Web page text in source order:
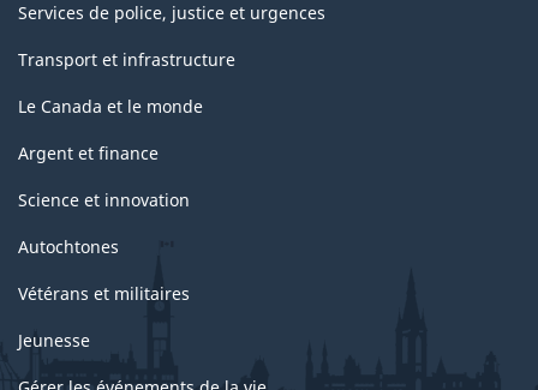
Services de police, justice et urgences
Transport et infrastructure
Le Canada et le monde
Argent et finance
Science et innovation
Autochtones
Vétérans et militaires
Jeunesse